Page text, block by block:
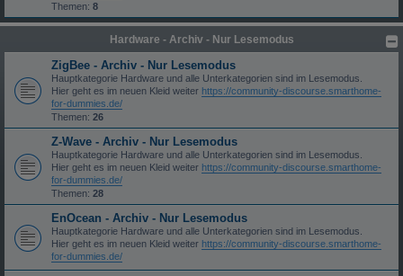
Themen: 8
Hardware - Archiv - Nur Lesemodus
ZigBee - Archiv - Nur Lesemodus
Hauptkategorie Hardware und alle Unterkategorien sind im Lesemodus.
Hier geht es im neuen Kleid weiter https://community-discourse.smarthome-
for-dummies.de/
Themen: 26
Z-Wave - Archiv - Nur Lesemodus
Hauptkategorie Hardware und alle Unterkategorien sind im Lesemodus.
Hier geht es im neuen Kleid weiter https://community-discourse.smarthome-
for-dummies.de/
Themen: 28
EnOcean - Archiv - Nur Lesemodus
Hauptkategorie Hardware und alle Unterkategorien sind im Lesemodus.
Hier geht es im neuen Kleid weiter https://community-discourse.smarthome-
for-dummies.de/